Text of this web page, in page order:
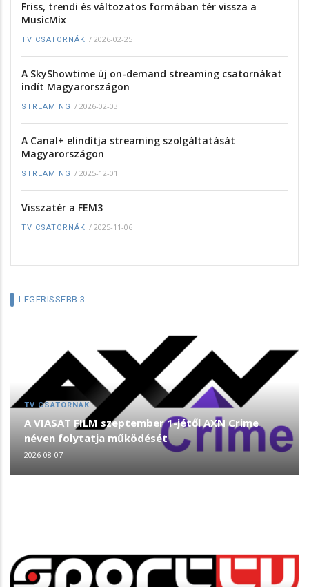
Friss, trendi és változatos formában tér vissza a
MusicMix
TV CSATORNÁK / 2026-02-25
A SkyShowtime új on-demand streaming csatornákat
indít Magyarországon
STREAMING / 2026-02-03
A Canal+ elindítja streaming szolgáltatását
Magyarországon
STREAMING / 2025-12-01
Visszatér a FEM3
TV CSATORNÁK / 2025-11-06
LEGFRISSEBB 3
TV CSATORNÁK
A VIASAT FILM szeptember 1-jétől AXN Crime
néven folytatja működését
2026-08-07